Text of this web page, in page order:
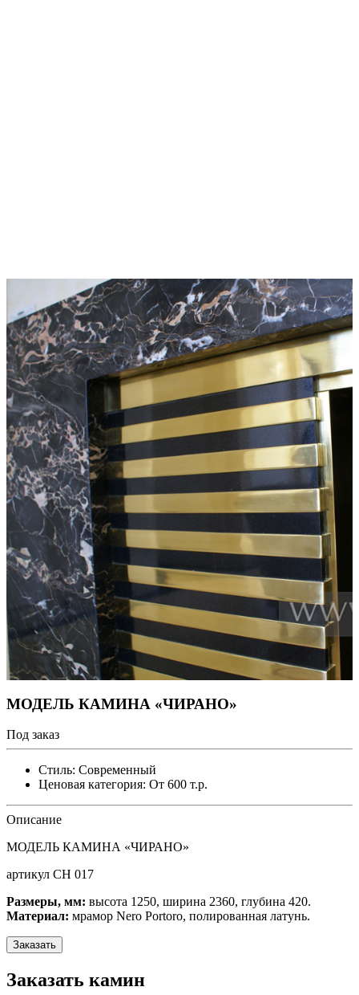
МОДЕЛЬ КАМИНА «ЧИРАНО»
Под заказ
Стиль: Современный
Ценовая категория: От 600 т.р.
Описание
МОДЕЛЬ КАМИНА «ЧИРАНО»
артикул CH 017
Размеры, мм: высота 1250, ширина 2360, глубина 420.
Материал: мрамор Nero Portoro, полированная латунь.
Заказать
Заказать камин